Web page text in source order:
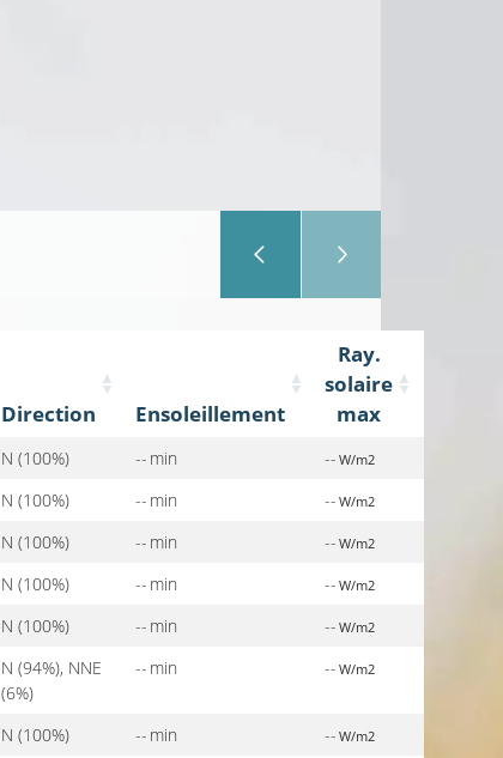
Direction Ensoleillement
Ray.
solaire
max
N (100%) -- min -- W/m2
N (100%) -- min -- W/m2
N (100%) -- min -- W/m2
N (100%) -- min -- W/m2
N (100%) -- min -- W/m2
N (94%), NNE
(6%)
-- min -- W/m2
N (100%) -- min -- W/m2